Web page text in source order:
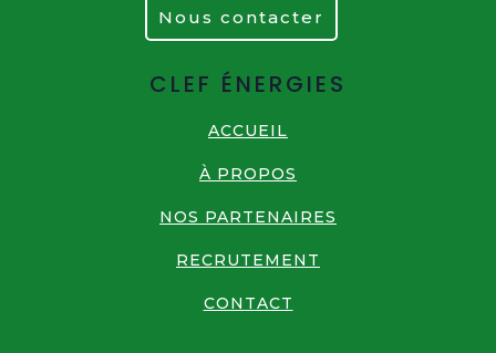
Nous contacter
CLEF ÉNERGIES
ACCUEIL
À PROPOS
NOS PARTENAIRES
RECRUTEMENT
CONTACT